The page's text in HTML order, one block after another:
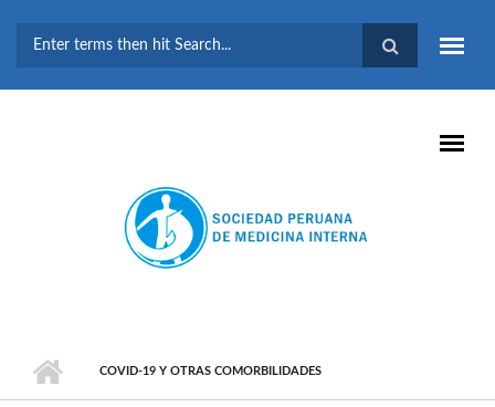
BÚSQUEDA
COVID-19 Y OTRAS COMORBILIDADES